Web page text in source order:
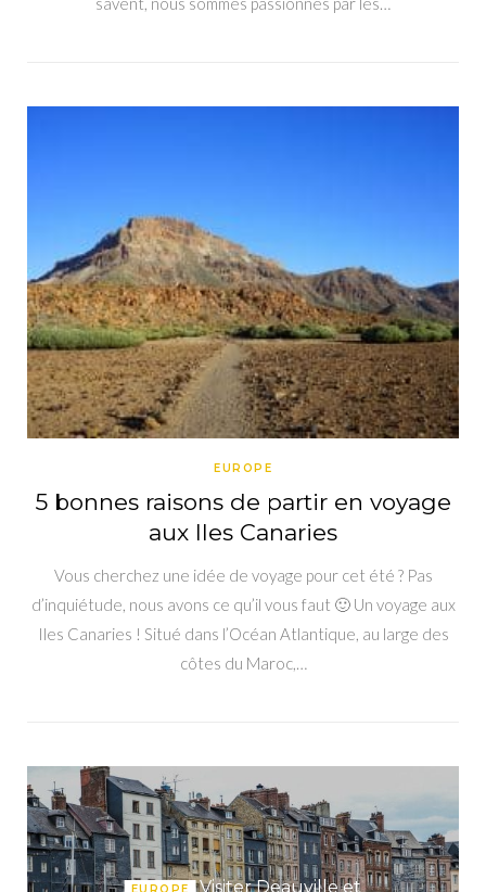
EUROPE
5 bonnes raisons de partir en voyage
aux Iles Canaries
Vous cherchez une idée de voyage pour cet été ? Pas
d’inquiétude, nous avons ce qu’il vous faut 🙂 Un voyage aux
Iles Canaries ! Situé dans l’Océan Atlantique, au large des
côtes du Maroc,…
EUROPE Visiter Deauville et